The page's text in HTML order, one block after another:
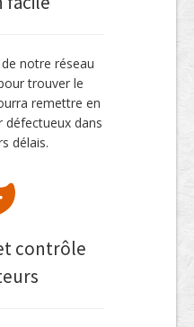
notre réseau
trouver le
remettre en
dans
délais.
contrôle